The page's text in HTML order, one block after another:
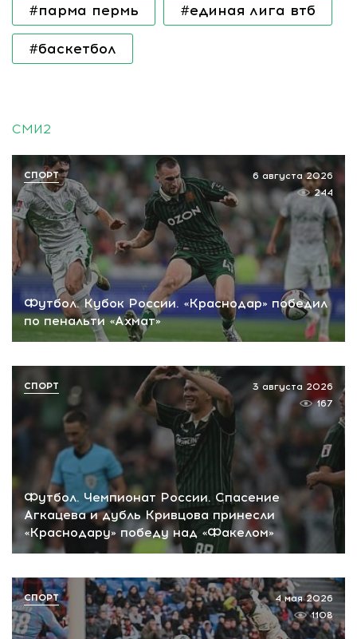
#парма пермь #единая лига втб
#баскетбол
СМИ2
Футбол. Кубок России. «Краснодар» победил
по пенальти «Ахмат»
6 августа 2026
244
СПОРТ
Футбол. Чемпионат России. Спасение
Агкацева и дубль Кривцова принесли
«Краснодару» победу над «Факелом»
3 августа 2026
167
СПОРТ
4 мая 2026
1108
СПОРТ